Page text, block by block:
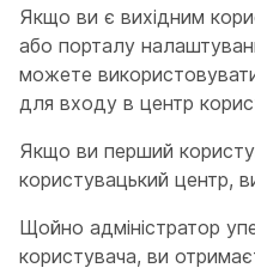
Якщо ви є вихідним
або порталу
можете використовувати
для входу в центр
Якщо ви перший
користувацький центр,
Щойно адміністратор
користувача, ви